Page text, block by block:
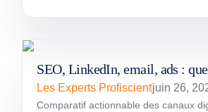
SEO, LinkedIn, email, ads :
Les Experts Profiscientjuin 26,
Comparatif actionnable des canaux